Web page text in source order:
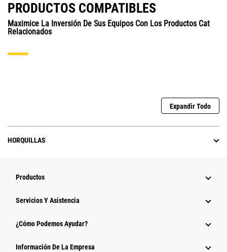
PRODUCTOS COMPATIBLES
Maximice La Inversión De Sus Equipos Con Los Productos Cat
Relacionados
Expandir Todo
HORQUILLAS
Productos
Servicios Y Asistencia
¿Cómo Podemos Ayudar?
Información De La Empresa